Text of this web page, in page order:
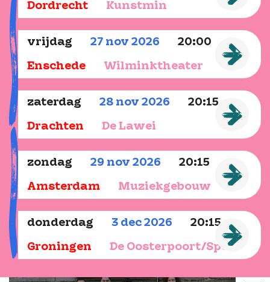
Dordrecht Kunstmin
vrijdag 27 nov 2026 20:00
Enschede Wilminktheater
zaterdag 28 nov 2026 20:15
Drachten De Lawei
zondag 29 nov 2026 20:15
Amsterdam Muziekgebouw
donderdag 3 dec 2026 20:15
Groningen De Oosterpoort/Spot